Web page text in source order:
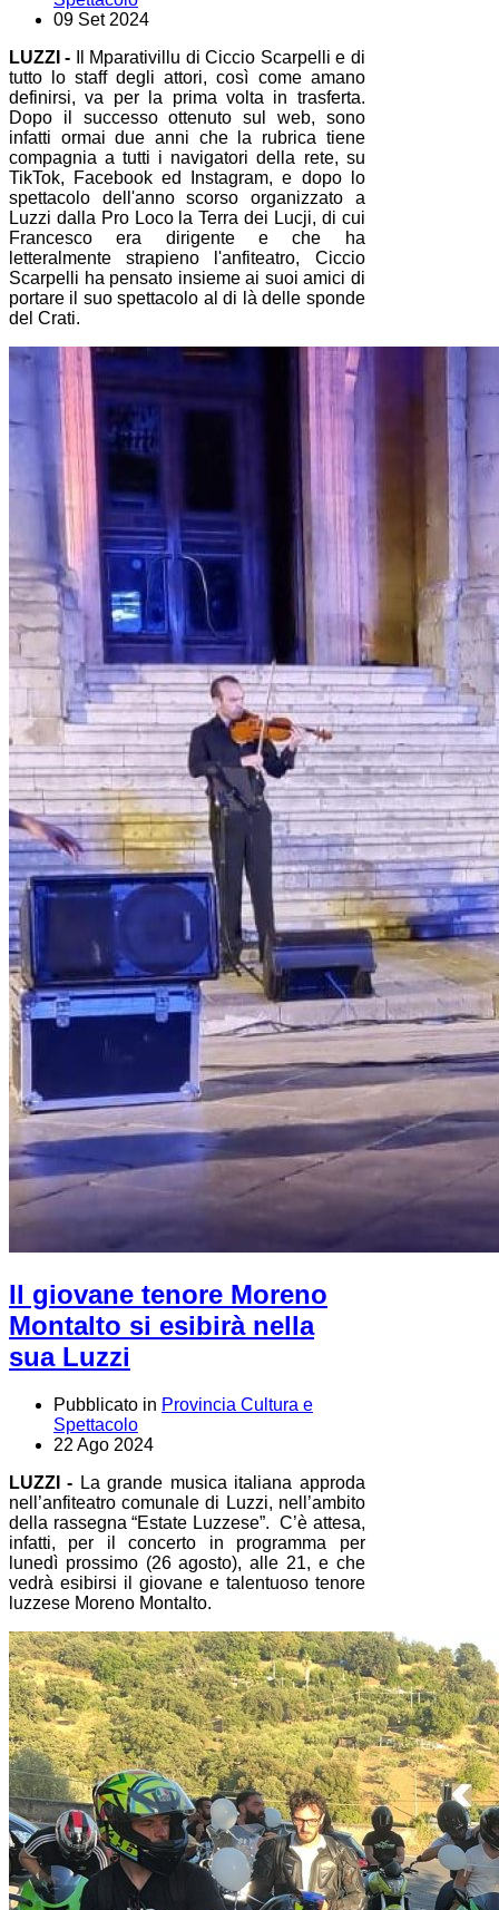
09 Set 2024
LUZZI - Il Mparativillu di Ciccio Scarpelli e di
tutto lo staff degli attori, così come amano
definirsi, va per la prima volta in trasferta.
Dopo il successo ottenuto sul web, sono
infatti ormai due anni che la rubrica tiene
compagnia a tutti i navigatori della rete, su
TikTok, Facebook ed Instagram, e dopo lo
spettacolo dell'anno scorso organizzato a
Luzzi dalla Pro Loco la Terra dei Lucji, di cui
Francesco era dirigente e che ha
letteralmente strapieno l'anfiteatro, Ciccio
Scarpelli ha pensato insieme ai suoi amici di
portare il suo spettacolo al di là delle sponde
del Crati.
Il giovane tenore Moreno
Montalto si esibirà nella
sua Luzzi
Pubblicato in Provincia Cultura e
Spettacolo
22 Ago 2024
LUZZI - La grande musica italiana approda
nell’anfiteatro comunale di Luzzi, nell’ambito
della rassegna “Estate Luzzese”. C’è attesa,
infatti, per il concerto in programma per
lunedì prossimo (26 agosto), alle 21, e che
vedrà esibirsi il giovane e talentuoso tenore
luzzese Moreno Montalto.